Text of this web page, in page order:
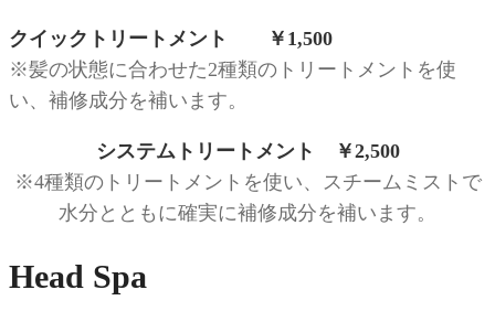
クイックトリートメント ￥1,500
※髪の状態に合わせた2種類のトリートメントを使
い、補修成分を補います。
システムトリートメント ￥2,500
※4種類のトリートメントを使い、スチームミストで
水分とともに確実に補修成分を補います。
Head Spa